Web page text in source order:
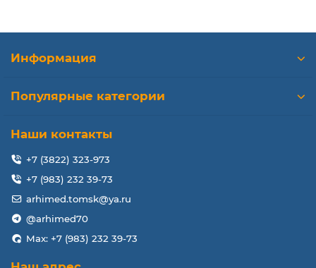
Информация
Популярные категории
Наши контакты
+7 (3822) 323-973
+7 (983) 232 39-73
arhimed.tomsk@ya.ru
@arhimed70
Max: +7 (983) 232 39-73